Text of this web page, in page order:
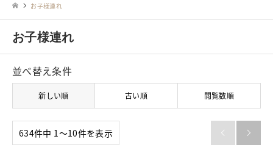
お子様連れ
お子様連れ
並べ替え条件
新しい順 古い順 閲覧数順
634件中 1〜10件を表示  